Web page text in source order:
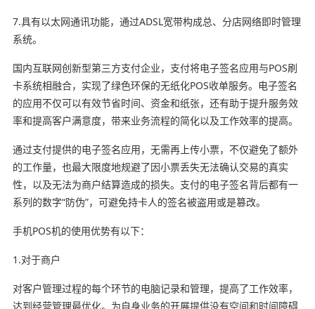
7.具有以太网通讯功能，通过ADSL宽带构成总、分店网络即时管理
系统。
国内互联网创新型第三方支付企业，支付将电子签名应用与POS刷
卡系统相融合，实现了绿色环保的无纸化POS收单服务。电子签名
的应用不仅可以有效节省时间、资金和纸张，还有助于提升服务效
率和提高客户满意度，带来业务流程的简化以及工作效率的提高。
通过支付提供的电子签名应用，无需再上传小票，不仅避免了额外
的工作量，也最大限度地规避了因小票丢失无法确认交易的真实
性，以及无法为商户结算造成的损失。支付的电子签名背后都有一
系列的数字“防伪”，可避免持卡人的签名被盗用或是篡改。
手机POS机的使用优势有以下：
1.对于商户
对客户管理过程的每个环节的电脑记录和管理，提高了工作效率，
达到经营管理最优化。为自身业务的开展提供没有空间和时间障碍